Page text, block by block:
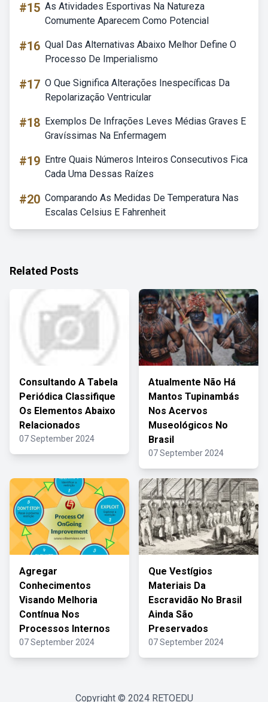
#15 As Atividades Esportivas Na Natureza
Comumente Aparecem Como Potencial
#16 Qual Das Alternativas Abaixo Melhor Define O
Processo De Imperialismo
#17 O Que Significa Alterações Inespecíficas Da
Repolarização Ventricular
#18 Exemplos De Infrações Leves Médias Graves E
Gravíssimas Na Enfermagem
#19 Entre Quais Números Inteiros Consecutivos Fica
Cada Uma Dessas Raízes
#20 Comparando As Medidas De Temperatura Nas
Escalas Celsius E Fahrenheit
Related Posts
Consultando A Tabela
Periódica Classifique
Os Elementos Abaixo
Relacionados
07 September 2024
Atualmente Não Há
Mantos Tupinambás
Nos Acervos
Museológicos No
Brasil
07 September 2024
Agregar
Conhecimentos
Visando Melhoria
Contínua Nos
Processos Internos
07 September 2024
Que Vestígios
Materiais Da
Escravidão No Brasil
Ainda São
Preservados
07 September 2024
Copyright © 2024 RETOEDU